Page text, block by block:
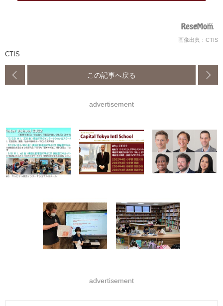
画像出典：CTIS
CTIS
この記事へ戻る
advertisement
advertisement